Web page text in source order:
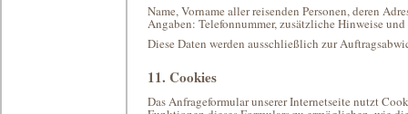
Name, Vorname aller reisenden Personen, deren
Angaben: Telefonnummer, zusätzliche Hinweise
Diese Daten werden ausschließlich zur
11. Cookies
Das Anfrageformular unserer Internetseite nutzt